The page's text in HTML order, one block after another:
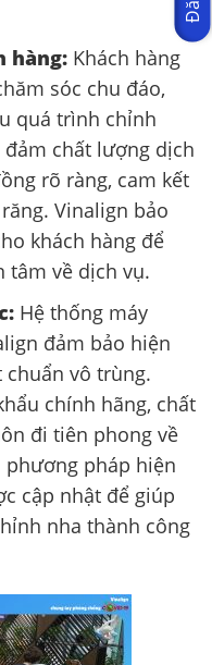
hàng: Khách hàng
sóc chu đáo,
quá trình chỉnh
chất lượng dịch
rõ ràng, cam kết
Vinalign bảo
khách hàng để
tâm về dịch vụ.
Hệ thống máy
đảm bảo hiện
vô trùng.
chính hãng, chất
đi tiên phong về
phương pháp hiện
cập nhật để giúp
nha thành công